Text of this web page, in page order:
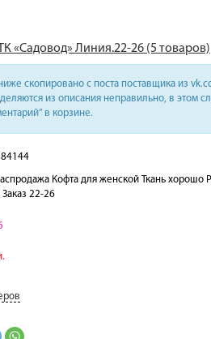
«Садовод» Линия.22-26 (5 товаров)
скопировано с поста поставщика из
из описания неправильно, в этом
в корзине.
Кофта для женской Ткань хорошо
22-26